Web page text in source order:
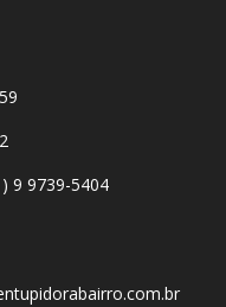
9 9739-5404